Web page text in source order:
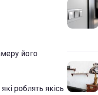
його
роблять якісь